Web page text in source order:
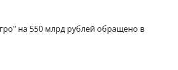
на 550 млрд рублей обращено в